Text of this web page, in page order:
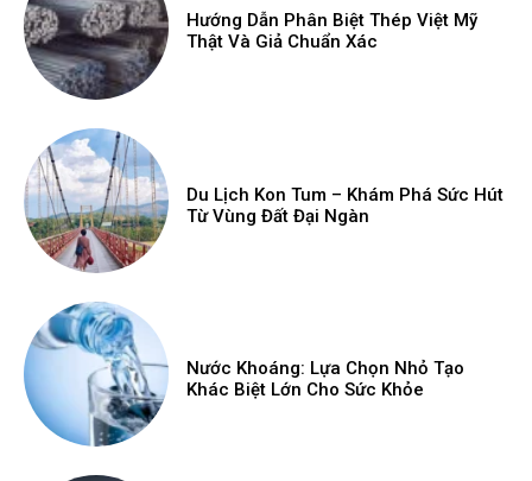
Hướng Dẫn Phân Biệt Thép Việt Mỹ
Thật Và Giả Chuẩn Xác
Du Lịch Kon Tum – Khám Phá Sức Hút
Từ Vùng Đất Đại Ngàn
Nước Khoáng: Lựa Chọn Nhỏ Tạo
Khác Biệt Lớn Cho Sức Khỏe